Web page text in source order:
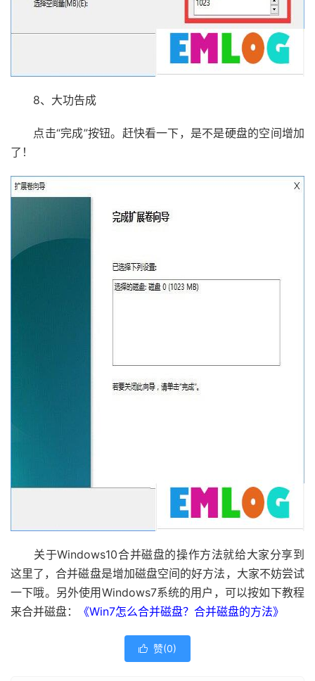
8、大功告成
点击“完成”按钮。赶快看一下，是不是硬盘的空间增加
了！
关于Windows10合并磁盘的操作方法就给大家分享到
这里了，合并磁盘是增加磁盘空间的好方法，大家不妨尝试
一下哦。另外使用Windows7系统的用户，可以按如下教程
来合并磁盘：
《Win7怎么合并磁盘？合并磁盘的方法》
 赞(0)